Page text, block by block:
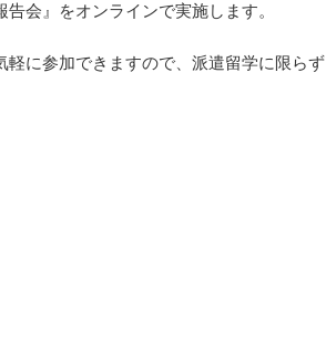
会』をオンラインで実施します。
に参加できますので、派遣留学に限らず